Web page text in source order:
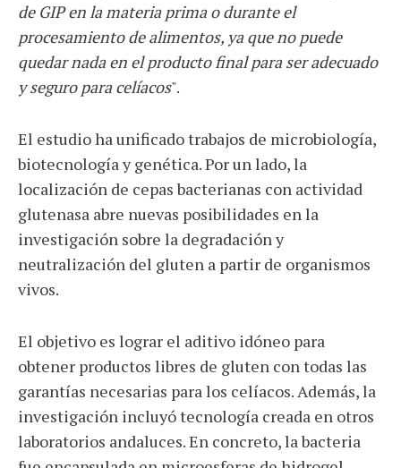
de GIP en la materia prima o durante el
procesamiento de alimentos, ya que no puede
quedar nada en el producto final para ser adecuado
y seguro para celíacos".
El estudio ha unificado trabajos de microbiología,
biotecnología y genética. Por un lado, la
localización de cepas bacterianas con actividad
glutenasa abre nuevas posibilidades en la
investigación sobre la degradación y
neutralización del gluten a partir de organismos
vivos.
El objetivo es lograr el aditivo idóneo para
obtener productos libres de gluten con todas las
garantías necesarias para los celíacos. Además, la
investigación incluyó tecnología creada en otros
laboratorios andaluces. En concreto, la bacteria